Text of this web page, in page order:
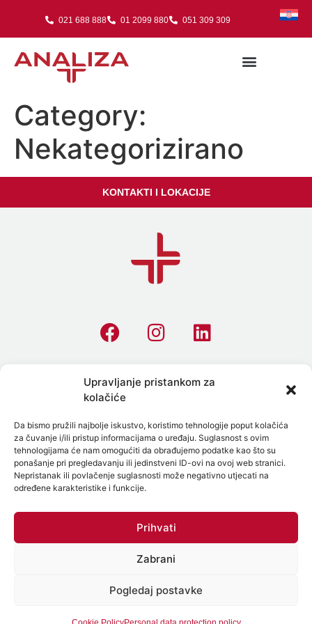
Upravljanje pristankom za
kolačiće
Da bismo pružili najbolje iskustvo, koristimo tehnologije poput kolačića
za čuvanje i/ili pristup informacijama o uređaju. Suglasnost s ovim
tehnologijama će nam omogućiti da obrađujemo podatke kao što su
ponašanje pri pregledavanju ili jedinstveni ID-ovi na ovoj web stranici.
Nepristanak ili povlačenje suglasnosti može negativno utjecati na
određene karakteristike i funkcije.
Prihvati
Zabrani
Pogledaj postavke
021 688 888 01 2099 880 051 309 309
Category:
Nekategorizirano
KONTAKTI I LOKACIJE
Homepage
Allergies
STI Testing
Preventive Laboratory Panels
Microbiome
Personal data protection policy
Cookie Policy